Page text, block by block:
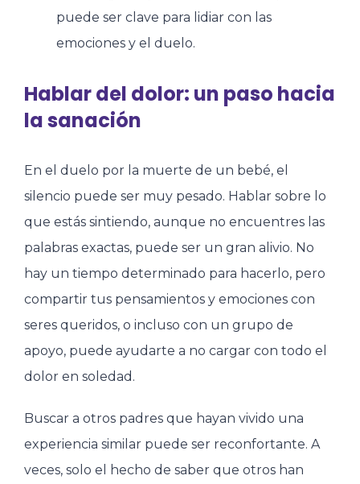
puede ser clave para lidiar con las
emociones y el duelo.
Hablar del dolor: un paso hacia
la sanación
En el duelo por la muerte de un bebé, el
silencio puede ser muy pesado. Hablar sobre lo
que estás sintiendo, aunque no encuentres las
palabras exactas, puede ser un gran alivio. No
hay un tiempo determinado para hacerlo, pero
compartir tus pensamientos y emociones con
seres queridos, o incluso con un grupo de
apoyo, puede ayudarte a no cargar con todo el
dolor en soledad.
Buscar a otros padres que hayan vivido una
experiencia similar puede ser reconfortante. A
veces, solo el hecho de saber que otros han